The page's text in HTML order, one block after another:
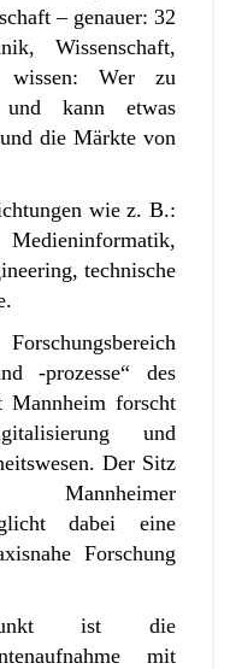
– genauer: 32
Wissenschaft,
Wer zu
kann etwas
die Märkte von
wie z. B.:
technische
-prozesse“ des
Mannheim forscht
und
Der Sitz
dabei eine
Forschung
ist die
mit